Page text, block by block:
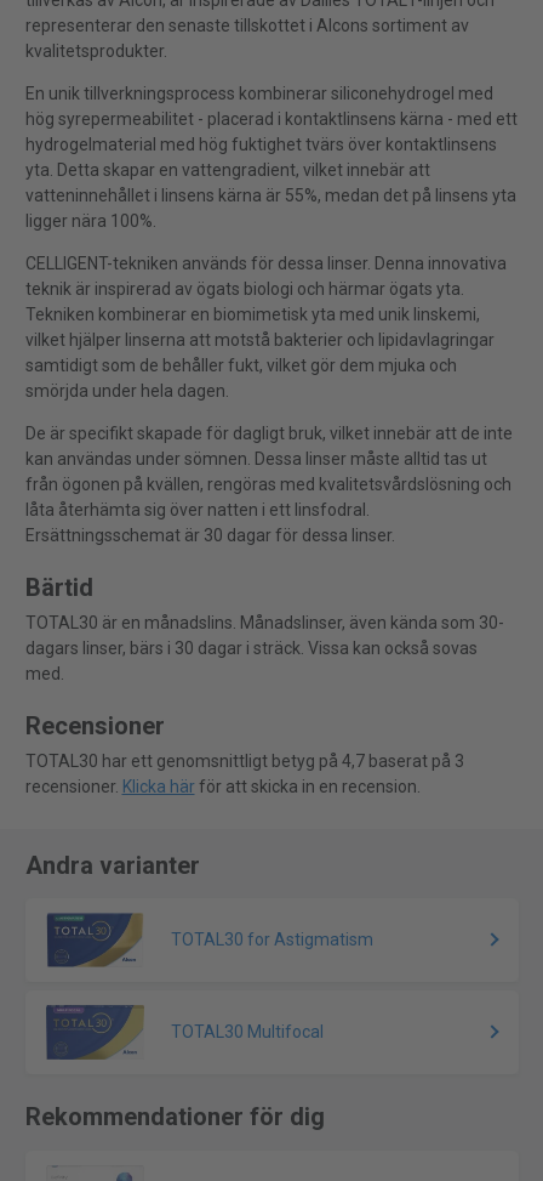
representerar den senaste tillskottet i Alcons sortiment av
kvalitetsprodukter.
En unik tillverkningsprocess kombinerar siliconehydrogel med
hög syrepermeabilitet - placerad i kontaktlinsens kärna - med ett
hydrogelmaterial med hög fuktighet tvärs över kontaktlinsens
yta. Detta skapar en vattengradient, vilket innebär att
vatteninnehållet i linsens kärna är 55%, medan det på linsens yta
ligger nära 100%.
CELLIGENT-tekniken används för dessa linser. Denna innovativa
teknik är inspirerad av ögats biologi och härmar ögats yta.
Tekniken kombinerar en biomimetisk yta med unik linskemi,
vilket hjälper linserna att motstå bakterier och lipidavlagringar
samtidigt som de behåller fukt, vilket gör dem mjuka och
smörjda under hela dagen.
De är specifikt skapade för dagligt bruk, vilket innebär att de inte
kan användas under sömnen. Dessa linser måste alltid tas ut
från ögonen på kvällen, rengöras med kvalitetsvårdslösning och
låta återhämta sig över natten i ett linsfodral.
Ersättningsschemat är 30 dagar för dessa linser.
Bärtid
TOTAL30 är en månadslins. Månadslinser, även kända som 30-
dagars linser, bärs i 30 dagar i sträck. Vissa kan också sovas
med.
Recensioner
TOTAL30 har ett genomsnittligt betyg på 4,7 baserat på 3
recensioner. Klicka härför att skicka in en recension.
Andra varianter
TOTAL30 for Astigmatism
TOTAL30 Multifocal
Rekommendationer för dig